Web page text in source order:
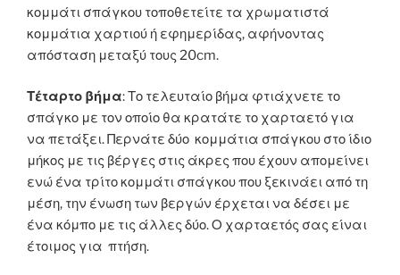
κομμάτι σπάγκου τοποθετείτε τα χρωματιστά
κομμάτια χαρτιού ή εφημερίδας, αφήνοντας
απόσταση μεταξύ τους 20cm.
Τέταρτο βήμα: Το τελευταίο βήμα φτιάχνετε το
σπάγκο με τον οποίο θα κρατάτε το χαρταετό για
να πετάξει. Περνάτε δύο κομμάτια σπάγκου στο ίδιο
μήκος με τις βέργες στις άκρες που έχουν απομείνει
ενώ ένα τρίτο κομμάτι σπάγκου που ξεκινάει από τη
μέση, την ένωση των βεργών έρχεται να δέσει με
ένα κόμπο με τις άλλες δύο. Ο χαρταετός σας είναι
έτοιμος για πτήση.